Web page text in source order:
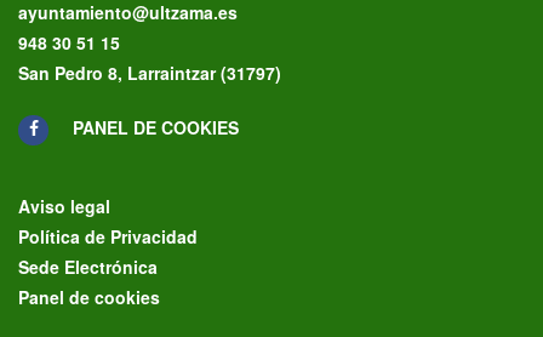
ayuntamiento@ultzama.es
948 30 51 15
San Pedro 8, Larraintzar (31797)
PANEL DE COOKIES
Aviso legal
Política de Privacidad
Sede Electrónica
Panel de cookies